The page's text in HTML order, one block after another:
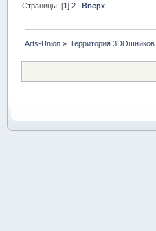
Страницы: [1]2 Вверх
Arts-Union » Территория 3DOшников